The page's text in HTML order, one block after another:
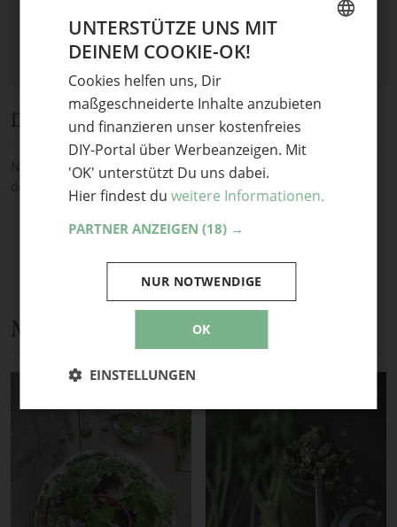
Diskussion
Noch keine Kommentare — sei die Erste oder der Erste und teile
Mehr Anleitungen und DIY-Ideen
UNTERSTÜTZE UNS MIT
DEINEM COOKIE-OK!
Cookies helfen uns, Dir
maßgeschneiderte Inhalte anzubieten
und finanzieren unser kostenfreies
DIY-Portal über Werbeanzeigen. Mit
'OK' unterstützt Du uns dabei.
Hier findest du weitere Informationen.
PARTNER ANZEIGEN (18) →
OK
NUR NOTWENDIGE
EINSTELLUNGEN